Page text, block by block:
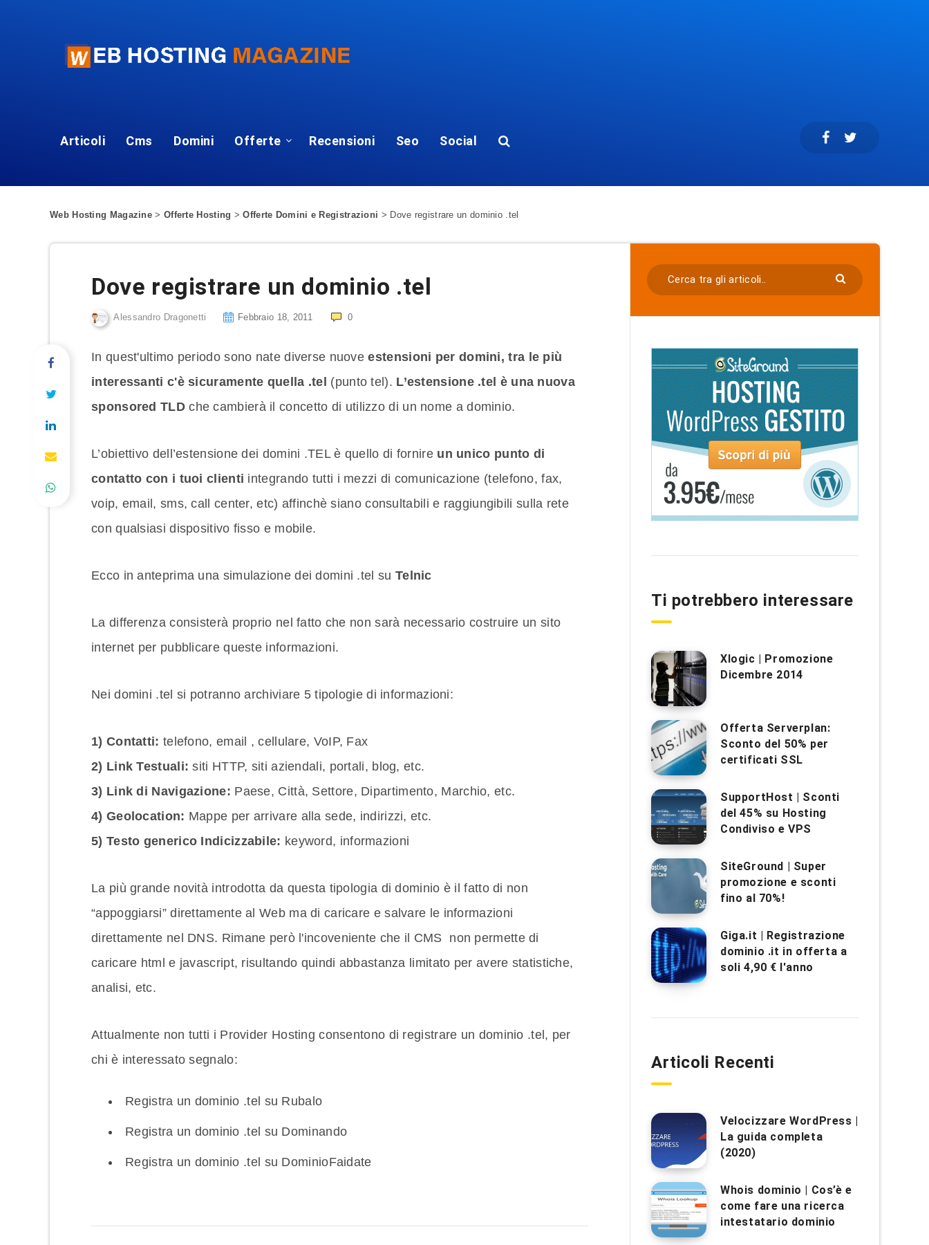
Articoli Cms Domini Offerte Recensioni Seo Social
Web Hosting Magazine > Offerte Hosting >Offerte Domini e Registrazioni > Dove registrare un dominio .tel
Dove registrare un dominio .tel
Alessandro Dragonetti Febbraio 18, 2011 0
In quest'ultimo periodo sono nate diverse nuoveestensioni per domini, tra le più
interessanti c'è sicuramente quella .tel (punto tel). L’estensione .tel è una nuova
sponsored TLDche cambierà il concetto di utilizzo di un nome a dominio.
L’obiettivo dell’estensione dei domini .TEL è quello di fornire un unico punto di
contatto con i tuoi clienti integrando tutti i mezzi di comunicazione (telefono, fax,
voip, email, sms, call center, etc) affinchè siano consultabili e raggiungibili sulla rete
con qualsiasi dispositivo fisso e mobile.
Ecco in anteprima una simulazione dei domini .tel su Telnic
La differenza consisterà proprio nel fatto che non sarà necessario costruire un sito
internet per pubblicare queste informazioni.
Nei domini .tel si potranno archiviare 5 tipologie di informazioni:
1) Contatti: telefono, email , cellulare, VoIP, Fax
2) Link Testuali: siti HTTP, siti aziendali, portali, blog, etc.
3) Link di Navigazione: Paese, Città, Settore, Dipartimento, Marchio, etc.
4) Geolocation: Mappe per arrivare alla sede, indirizzi, etc.
5) Testo generico Indicizzabile: keyword, informazioni
La più grande novità introdotta da questa tipologia di dominio è il fatto di non
“appoggiarsi” direttamente al Web ma di caricare e salvare le informazioni
direttamente nel DNS. Rimane però l'incoveniente che il CMS non permette di
caricare html e javascript, risultando quindi abbastanza limitato per avere statistiche,
analisi, etc.
Attualmente non tutti i Provider Hosting consentono di registrare un dominio .tel, per
chi è interessato segnalo:
Registra un dominio .tel su Rubalo
Registra un dominio .tel su Dominando
Registra un dominio .tel su DominioFaidate
Ti potrebbero interessare
Xlogic | Promozione
Dicembre 2014
Offerta Serverplan:
Sconto del 50% per
certificati SSL
SupportHost | Sconti
del 45% su Hosting
Condiviso e VPS
SiteGround | Super
promozione e sconti
fino al 70%!
Giga.it | Registrazione
dominio .it in offerta a
soli 4,90 € l'anno
Articoli Recenti
Velocizzare WordPress |
La guida completa
(2020)
Whois dominio | Cos’è e
come fare una ricerca
intestatario dominio